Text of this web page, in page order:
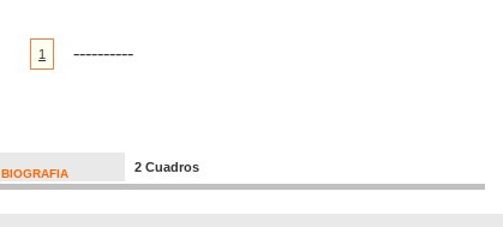
1 ----------
BIOGRAFIA 2 Cuadros